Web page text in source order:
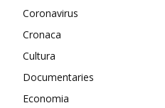
Coronavirus
Cronaca
Cultura
Documentaries
Economia